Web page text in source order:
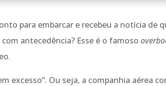
para embarcar e recebeu a notícia de
antecedência? Esse é o famoso
excesso”. Ou seja, a companhia aérea